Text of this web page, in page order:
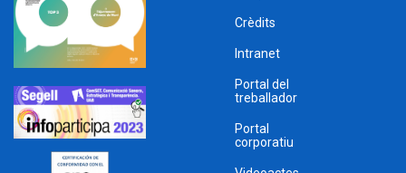
Crèdits
Intranet
Portal del
treballador
Portal
corporatiu